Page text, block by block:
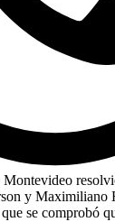
y Maximiliano
se comprobó